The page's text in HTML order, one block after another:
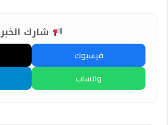
شارك الخبر
فيسبوك
واتساب